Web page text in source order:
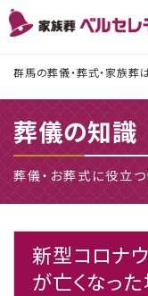
群馬の葬儀・葬式・家族葬
葬儀の知識
葬儀・お葬式に役立
新型コロナ
が亡くなっ